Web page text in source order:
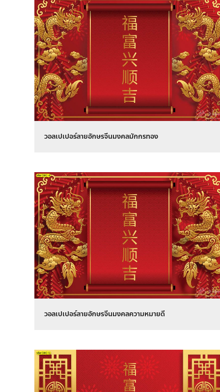
วอลเปเปอร์ลายอักษรจีนมงคลมักกรทอง
วอลเปเปอร์ลายอักษรจีนมงคลความหมายดี